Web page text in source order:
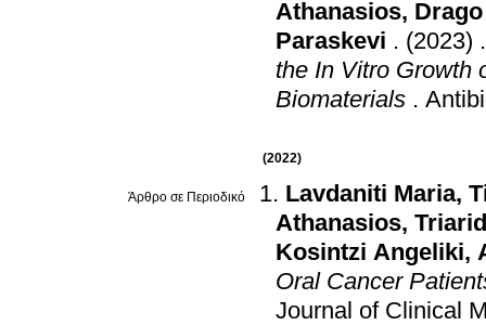
Athanasios,
Paraskevi . (2023)
the In Vitro Growth
Biomaterials .
(2022)
Άρθρο σε Περιοδικό Lavdaniti Maria,
Athanasios,
Kosintzi Angeliki,
Oral Cancer
Journal of Clinical